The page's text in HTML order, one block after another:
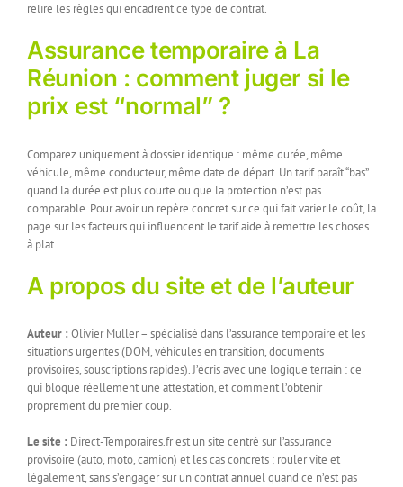
relire les règles qui encadrent ce type de contrat.
Assurance temporaire à La
Réunion : comment juger si le
prix est “normal” ?
Comparez uniquement à dossier identique : même durée, même
véhicule, même conducteur, même date de départ. Un tarif paraît “bas”
quand la durée est plus courte ou que la protection n’est pas
comparable. Pour avoir un repère concret sur ce qui fait varier le coût, la
page sur les facteurs qui influencent le tarif aide à remettre les choses
à plat.
A propos du site et de l’auteur
Auteur : Olivier Muller – spécialisé dans l’assurance temporaire et les
situations urgentes (DOM, véhicules en transition, documents
provisoires, souscriptions rapides). J’écris avec une logique terrain : ce
qui bloque réellement une attestation, et comment l’obtenir
proprement du premier coup.
Le site : Direct-Temporaires.fr est un site centré sur l’assurance
provisoire (auto, moto, camion) et les cas concrets : rouler vite et
légalement, sans s’engager sur un contrat annuel quand ce n’est pas